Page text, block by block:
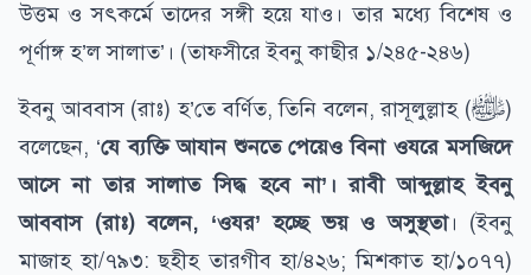
উত্তম ও সৎকর্মে তাদের সঙ্গী হয়ে যাও। তার মধ্যে বিশেষ ও
পূর্ণাঙ্গ হ’ল সালাত’। (তাফসীরে ইবনু কাছীর ১/২৪৫-২৪৬)
ইবনু আববাস (রাঃ) হ’তে বর্ণিত, তিনি বলেন, রাসূলুল্লাহ (ﷺ)
বলেছেন, ‘যে ব্যক্তি আযান শুনতে পেয়েও বিনা ওযরে মসজিদে
আসে না তার সালাত সিদ্ধ হবে না’। রাবী আব্দুল্লাহ ইবনু
আববাস (রাঃ) বলেন, ‘ওযর’ হচ্ছে ভয় ও অসুস্থতা। (ইবনু
মাজাহ হা/৭৯৩: ছহীহ তারগীব হা/৪২৬; মিশকাত হা/১০৭৭)